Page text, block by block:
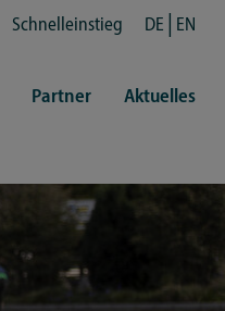
Schnelleinstieg DE EN
Partner Aktuelles